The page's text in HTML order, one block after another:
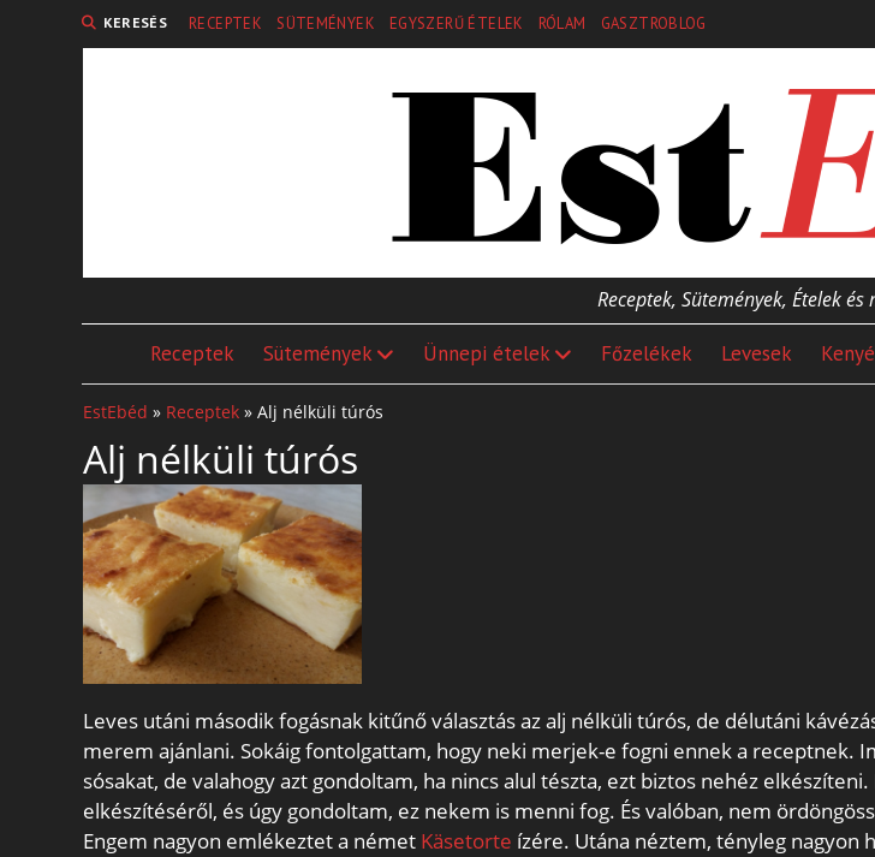
KERESÉS RECEPTEK SÜTEMÉNYEK EGYSZERŰ ÉTELEK RÓLAM GASZTROBLOG
Receptek, Sütemények, Ételek
Receptek Sütemények Ünnepi ételek Főzelékek Levesek
EstEbéd » Receptek» Alj nélküli túrós
Alj nélküli túrós
Leves utáni második fogásnak kitűnő választás az alj nélküli túrós, de délutáni
merem ajánlani. Sokáig fontolgattam, hogy neki merjek-e fogni ennek a receptnek.
sósakat, de valahogy azt gondoltam, ha nincs alul tészta, ezt biztos nehéz
elkészítéséről, és úgy gondoltam, ez nekem is menni fog. És valóban, nem
Engem nagyon emlékeztet a német Käsetorte ízére. Utána néztem, tényleg nagyon